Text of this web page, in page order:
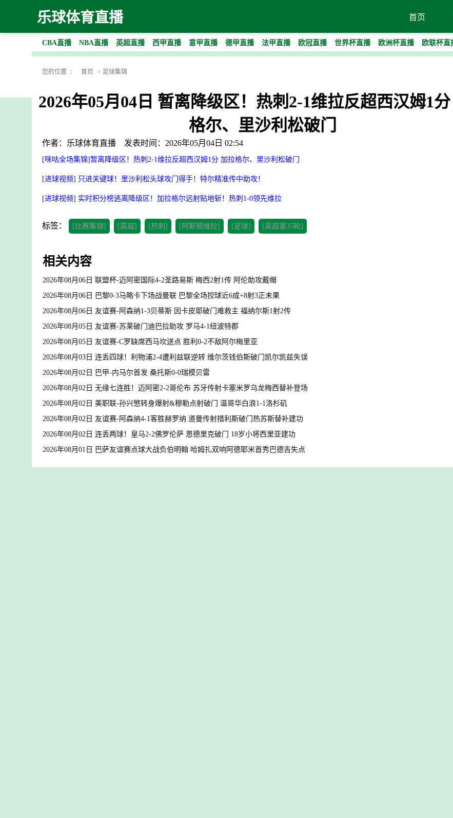
乐球体育直播 首页
CBA直播 NBA直播 英超直播 西甲直播 意甲直播 德甲直播 法甲直播 欧冠直播 世界杯直播 欧洲杯直播 欧联杯直
您的位置 ： 首页 > 足球集锦
2026年05月04日 暂离降级区！热刺2-1维拉反超西汉姆1
格尔、里沙利松破门
作者：乐球体育直播 发表时间：2026年05月04日 02:54
[咪咕全场集锦]暂离降级区！热刺2-1维拉反超西汉姆1分 加拉格尔、里沙利松破门
[进球视频] 只进关键球！里沙利松头球攻门得手！特尔精准传中助攻！
[进球视频] 实时积分榜逃离降级区！加拉格尔远射贴地斩！热刺1-0领先维拉
标签： [比赛集锦] [英超] [热刺] [阿斯顿维拉] [足球] [英超第35轮]
相关内容
2026年08月06日 联盟杯-迈阿密国际4-2圣路易斯 梅西2射1传 阿伦助攻戴帽
2026年08月06日 巴黎0-3马略卡下场战曼联 巴黎全场控球近6成+8射3正未果
2026年08月06日 友谊赛-阿森纳1-3贝蒂斯 因卡皮耶破门难救主 福纳尔斯1射2传
2026年08月05日 友谊赛-苏莱破门迪巴拉助攻 罗马4-1纽波特郡
2026年08月05日 友谊赛-C罗缺席西马坎送点 胜利0-2不敌阿尔梅里亚
2026年08月03日 连丢四球！利物浦2-4遭利兹联逆转 维尔茨钱伯斯破门凯尔凯兹失误
2026年08月02日 巴甲-内马尔首发 桑托斯0-0瑞模贝雷
2026年08月02日 无缘七连胜！迈阿密2-2哥伦布 苏牙传射卡塞米罗乌龙梅西替补登场
2026年08月02日 美职联-孙兴慜转身爆射&穆勒点射破门 温哥华白浪1-1洛杉矶
2026年08月02日 友谊赛-阿森纳4-1客胜赫罗纳 道曼传射措利斯破门热苏斯替补建功
2026年08月02日 连丢两球！皇马2-2佛罗伦萨 恩德里克破门 18岁小将西里亚建功
2026年08月01日 巴萨友谊赛点球大战负伯明翰 哈姆扎双响阿德耶米首秀巴德吉失点